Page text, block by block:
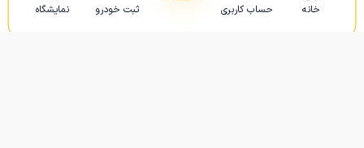
خانه حساب کاربری ثبت خودرو نمایشگاه Copyright © 2005-2026 Khodroshop.ir